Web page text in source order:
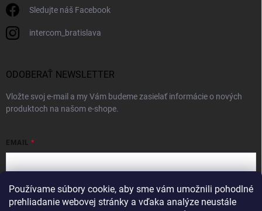
Používame súbory cookie, aby sme vám umožnili pohodlné
prehliadanie webovej stránky a vďaka analýze neustále
Sledujte náš Facebook
intercom_bratislava
ODOBERAŤ NEWSLETTER
Vložte svoj e-mail a my Vám budeme zasielať informácie o nových
produktoch na našom e-shope.
EMAIL
Vložením e-mailu súhlasíte spodmienkami ochrany osobných údajov